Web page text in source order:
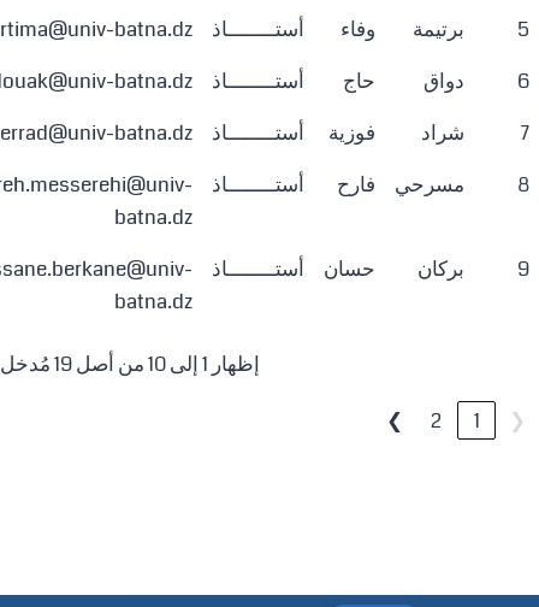
5 برتيمة وفاء أستــــــــاذ
batna.dz
6
دواق حاج أستــــــــاذ
batna.dz
7
شراد فوزية أستــــــــاذ
batna.dz
8
مسرحي فارح أستــــــــاذ
batna.dz
9
بركان حسان أستــــــــاذ
batna.dz
إظهار 1 إلى 10 من أصل 19 مُدخل
❮
1
2
❯